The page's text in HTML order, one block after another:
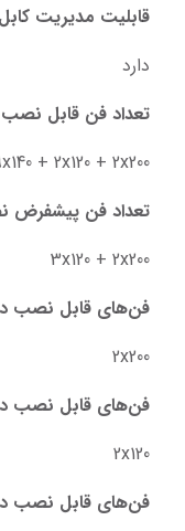
قابلیت مدیریت کابل
دارد
تعداد فن قابل
+ 2x120 + 2x200
تعداد فن
3x120 + 2x200
فن‌های قابل نصب در جلو کیس
2x200
فن‌های قابل نصب در پشت کیس
2x120
فن‌های قابل نصب در سقف کیس